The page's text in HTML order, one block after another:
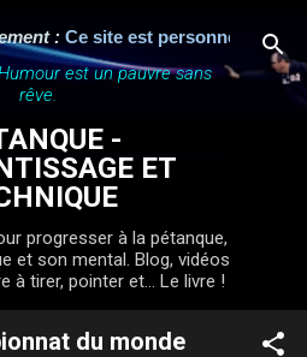
contenu principal
: Ce site est personnel,
est un pauvre sans
rêve.
-
ET
progresser à la pétanque,
et son mental. Blog, vidéos
à tirer, pointer et... Le livre !
du monde